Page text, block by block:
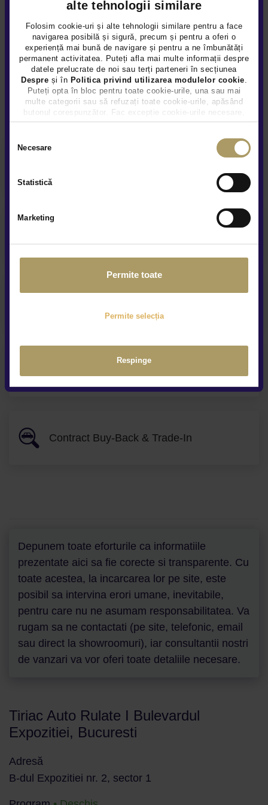
alte tehnologii similare
Folosim cookie-uri și alte tehnologii similare pentru a face
navigarea posibilă și sigură, precum și pentru a oferi o
experiență mai bună de navigare și pentru a ne îmbunătăți
permanent activitatea. Puteți afla mai multe informații despre
datele prelucrate de noi sau terți parteneri în secțiunea
Despre și în Politica privind utilizarea modulelor cookie.
Puteți opta în bloc pentru toate cookie-urile, una sau mai
multe categorii sau să refuzați toate cookie-urile, apăsând
butonul corespunzător. Fac excepție cookie-urile necesare,
care sunt activate automat, conform legislației în vigoare.
Necesare
Statistică
Marketing
Permite toate
Permite selecția
Respinge
Numar chei disponibile 2
Alte servicii disponibile
Contract Buy-Back & Trade-In
Depunem toate eforturile ca informatiile
prezentate aici sa fie corecte si transparente. Cu
toate acestea, la incarcarea lor pe site, este
posibil sa intervina erori umane, inevitabile,
pentru care nu ne asumam responsabilitatea. Va
rugam sa ne contactati (pe site, telefonic, email
sau direct la showroomuri), iar consultantii nostri
de vanzari va vor oferi toate detaliile necesare.
Tiriac Auto Rulate I Bulevardul
Expozitiei, Bucuresti
Adresă
B-dul Expozitiei nr. 2, sector 1